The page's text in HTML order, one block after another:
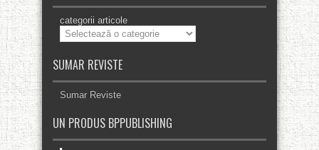
categorii articole
SUMAR REVISTE
Sumar Reviste
UN PRODUS BPPUBLISHING